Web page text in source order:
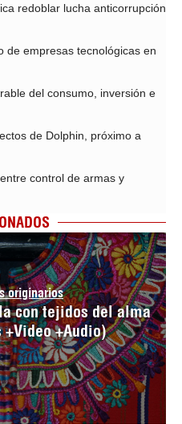
redoblar lucha anticorrupción
de empresas tecnológicas en
del consumo, inversión e
de Dolphin, próximo a
control de armas y
originarios
con tejidos del alma
+Video +Audio)